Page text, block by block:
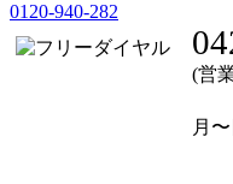
0120-940-282
(営
月